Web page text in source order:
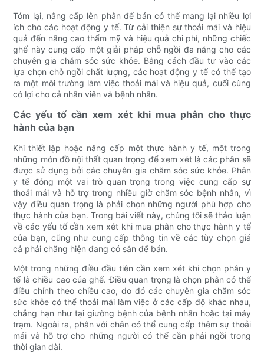
Tóm lại, nâng cấp lên phân để bán có thể mang lại nhiều lợi
ích cho các hoạt động y tế. Từ cải thiện sự thoải mái và hiệu
quả đến nâng cao thẩm mỹ và hiệu quả chi phí, những chiếc
ghế này cung cấp một giải pháp chỗ ngồi đa năng cho các
chuyên gia chăm sóc sức khỏe. Bằng cách đầu tư vào các
lựa chọn chỗ ngồi chất lượng, các hoạt động y tế có thể tạo
ra một môi trường làm việc thoải mái và hiệu quả, cuối cùng
có lợi cho cả nhân viên và bệnh nhân.
Các yếu tố cần xem xét khi mua phân cho thực
hành của bạn
Khi thiết lập hoặc nâng cấp một thực hành y tế, một trong
những món đồ nội thất quan trọng để xem xét là các phân sẽ
được sử dụng bởi các chuyên gia chăm sóc sức khỏe. Phân
y tế đóng một vai trò quan trọng trong việc cung cấp sự
thoải mái và hỗ trợ trong nhiều giờ chăm sóc bệnh nhân, vì
vậy điều quan trọng là phải chọn những người phù hợp cho
thực hành của bạn. Trong bài viết này, chúng tôi sẽ thảo luận
về các yếu tố cần xem xét khi mua phân cho thực hành y tế
của bạn, cũng như cung cấp thông tin về các tùy chọn giá
cả phải chăng hiện đang có sẵn để bán.
Một trong những điều đầu tiên cần xem xét khi chọn phân y
tế là chiều cao của ghế. Điều quan trọng là chọn phân có thể
điều chỉnh theo chiều cao, do đó các chuyên gia chăm sóc
sức khỏe có thể thoải mái làm việc ở các cấp độ khác nhau,
chẳng hạn như tại giường bệnh của bệnh nhân hoặc tại máy
trạm. Ngoài ra, phân với chân có thể cung cấp thêm sự thoải
mái và hỗ trợ cho những người có thể cần phải ngồi trong
thời gian dài.